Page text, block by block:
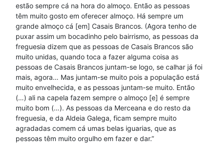
estão sempre cá na hora do almoço. Então as pessoas
têm muito gosto em oferecer almoço. Há sempre um
grande almoço cá [em] Casais Brancos. (Agora tenho de
puxar assim um bocadinho pelo bairrismo, as pessoas da
freguesia dizem que as pessoas de Casais Brancos são
muito unidas, quando toca a fazer alguma coisa as
pessoas de Casais Brancos juntam-se logo, se calhar já foi
mais, agora… Mas juntam-se muito pois a população está
muito envelhecida, e as pessoas juntam-se muito. Então
(…) ali na capela fazem sempre o almoço [e] é sempre
muito bom (…). As pessoas da Merceana e do resto da
freguesia, e da Aldeia Galega, ficam sempre muito
agradadas comem cá umas belas iguarias, que as
pessoas têm muito orgulho em fazer e dar.”